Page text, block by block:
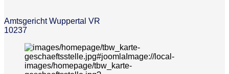
Amtsgericht Wuppertal VR
10237